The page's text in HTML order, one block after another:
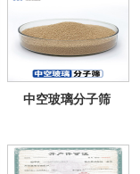
中空玻璃分子筛